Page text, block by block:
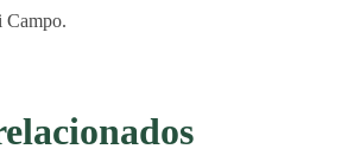
Campo.